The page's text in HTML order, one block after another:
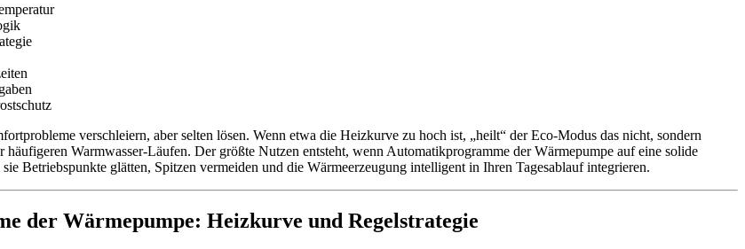
verschleiern, aber selten lösen. Wenn etwa die Heizkurve zu hoch ist, „heilt“ der Eco-Modus das nicht, sondern
Warmwasser-Läufen. Der größte Nutzen entsteht, wenn Automatikprogramme der Wärmepumpe auf eine solide
Betriebspunkte glätten, Spitzen vermeiden und die Wärmeerzeugung intelligent in Ihren Tagesablauf integrieren.
der Wärmepumpe: Heizkurve und Regelstrategie